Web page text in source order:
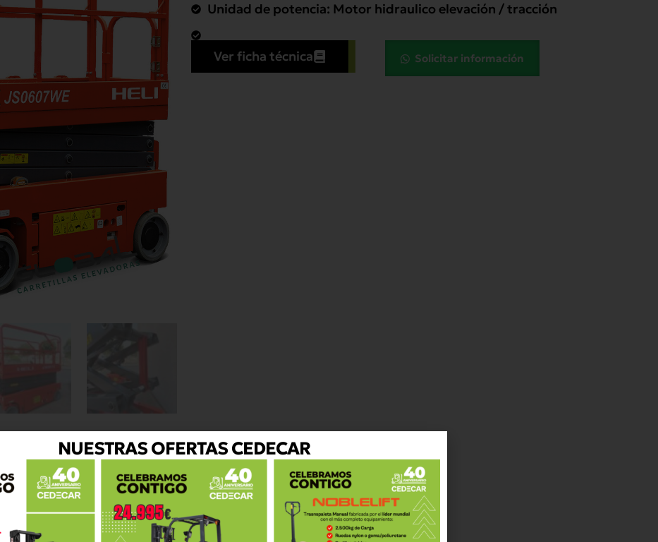
Unidad de potencia: Motor hidraulico elevación / tracción
Ver ficha técnica Solicitar información
NUESTRAS OFERTAS CEDECAR